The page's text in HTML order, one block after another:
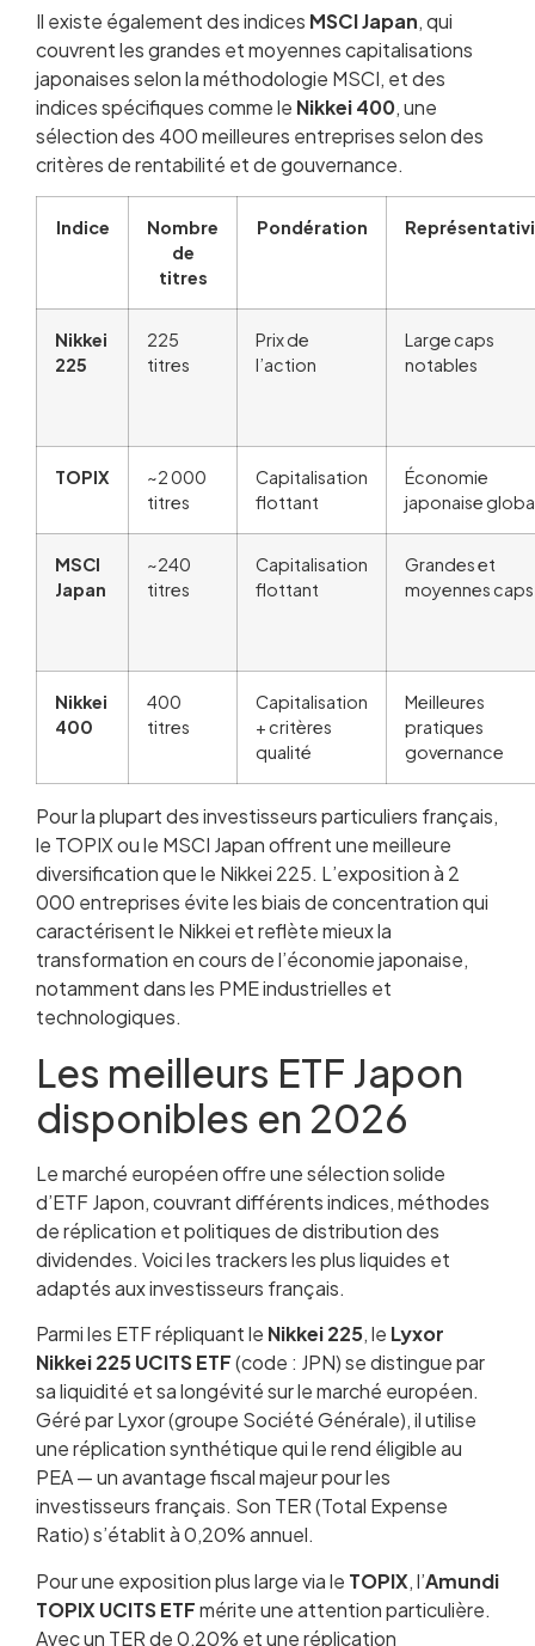
Il existe également des indices MSCI Japan, qui
couvrent les grandes et moyennes capitalisations
japonaises selon la méthodologie MSCI, et des
indices spécifiques comme le Nikkei 400, une
sélection des 400 meilleures entreprises selon des
critères de rentabilité et de gouvernance.
Indice
Nombre
de
titres
Pondération
Nikkei
225
225
titres
Prix de
l’action
Large caps
notables
TOPIX
~2 000
titres
Capitalisation
flottant
Économie
japonaise
MSCI
Japan
~240
titres
Capitalisation
flottant
Grandes et
moyennes caps
Nikkei
400
400
titres
Capitalisation
+ critères
qualité
Meilleures
pratiques
governance
Pour la plupart des investisseurs particuliers français,
le TOPIX ou le MSCI Japan offrent une meilleure
diversification que le Nikkei 225. L’exposition à 2
000 entreprises évite les biais de concentration qui
caractérisent le Nikkei et reflète mieux la
transformation en cours de l’économie japonaise,
notamment dans les PME industrielles et
technologiques.
Les meilleurs ETF Japon
disponibles en 2026
Le marché européen offre une sélection solide
d’ETF Japon, couvrant différents indices, méthodes
de réplication et politiques de distribution des
dividendes. Voici les trackers les plus liquides et
adaptés aux investisseurs français.
Parmi les ETF répliquant le Nikkei 225, le Lyxor
Nikkei 225 UCITS ETF(code : JPN) se distingue par
sa liquidité et sa longévité sur le marché européen.
Géré par Lyxor (groupe Société Générale), il utilise
une réplication synthétique qui le rend éligible au
PEA — un avantage fiscal majeur pour les
investisseurs français. Son TER (Total Expense
Ratio) s’établit à 0,20% annuel.
Pour une exposition plus large via le TOPIX, l’Amundi
TOPIX UCITS ETFmérite une attention particulière.
Avec un TER de 0,20% et une réplication